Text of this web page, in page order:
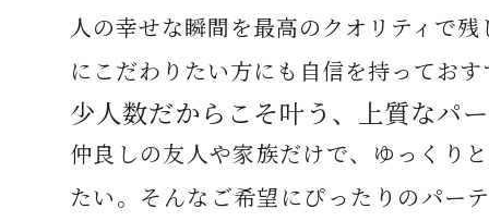
人の幸せな瞬間を最高のクオリティで残
にこだわりたい方にも自信を持ってお
少人数だからこそ叶う、上質なパ
仲良しの友人や家族だけで、ゆっくり
たい。そんなご希望にぴったりのパー